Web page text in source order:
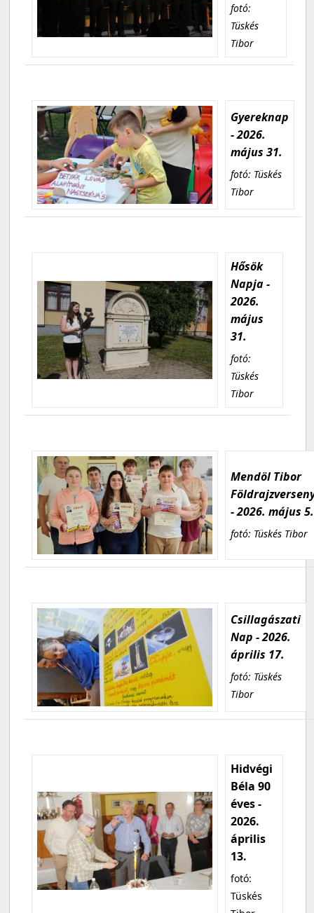
fotó:
Tüskés
Tibor
Gyereknap
- 2026.
május 31.
fotó: Tüskés
Tibor
Hősök
Napja -
2026.
május
31.
fotó:
Tüskés
Tibor
Mendöl Tibor
- 2026. május 5.
fotó: Tüskés Tibor
Csillagászati
Nap - 2026.
április 17.
fotó: Tüskés
Tibor
Hidvégi
Béla 90
éves -
2026.
április
13.
fotó:
Tüskés